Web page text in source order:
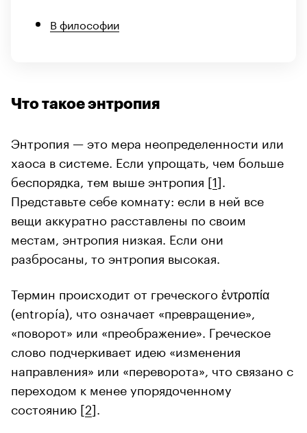
В философии
Что такое энтропия
Энтропия — это мера неопределенности или
хаоса в системе. Если упрощать, чем больше
беспорядка, тем выше энтропия [1].
Представьте себе комнату: если в ней все
вещи аккуратно расставлены по своим
местам, энтропия низкая. Если они
разбросаны, то энтропия высокая.
Термин происходит от греческого ἐντροπία
(entropía), что означает «превращение»,
«поворот» или «преображение». Греческое
слово подчеркивает идею «изменения
направления» или «переворота», что связано с
переходом к менее упорядоченному
состоянию [2].